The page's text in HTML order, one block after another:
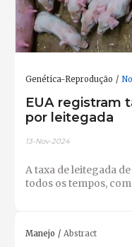
Genética-Reprodução
EUA registram
por leitegada
13-Nov-2024
A taxa de leitegada
todos os tempos,
Manejo Abstract